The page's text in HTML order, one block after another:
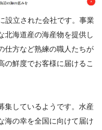
設立された会社です。事業
北海道産の海産物を提供し
仕方など熟練の職人たちが
の鮮度でお客様に届けるこ
集しているようです。水産
海の幸を全国に向けて届け